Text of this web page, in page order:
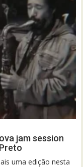
jam session
uma edição nesta